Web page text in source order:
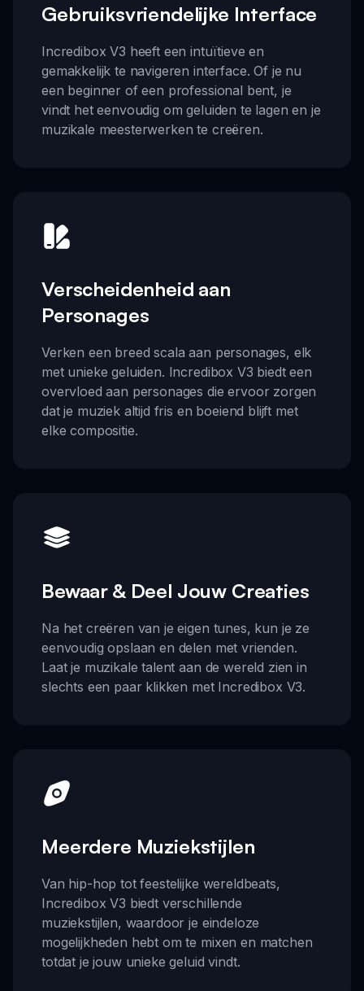
Gebruiksvriendelijke Interface
Incredibox V3 heeft een intuïtieve en
gemakkelijk te navigeren interface. Of je nu
een beginner of een professional bent, je
vindt het eenvoudig om geluiden te lagen en je
muzikale meesterwerken te creëren.
Verscheidenheid aan
Personages
Verken een breed scala aan personages, elk
met unieke geluiden. Incredibox V3 biedt een
overvloed aan personages die ervoor zorgen
dat je muziek altijd fris en boeiend blijft met
elke compositie.
Bewaar & Deel Jouw Creaties
Na het creëren van je eigen tunes, kun je ze
eenvoudig opslaan en delen met vrienden.
Laat je muzikale talent aan de wereld zien in
slechts een paar klikken met Incredibox V3.
Meerdere Muziekstijlen
Van hip-hop tot feestelijke wereldbeats,
Incredibox V3 biedt verschillende
muziekstijlen, waardoor je eindeloze
mogelijkheden hebt om te mixen en matchen
totdat je jouw unieke geluid vindt.